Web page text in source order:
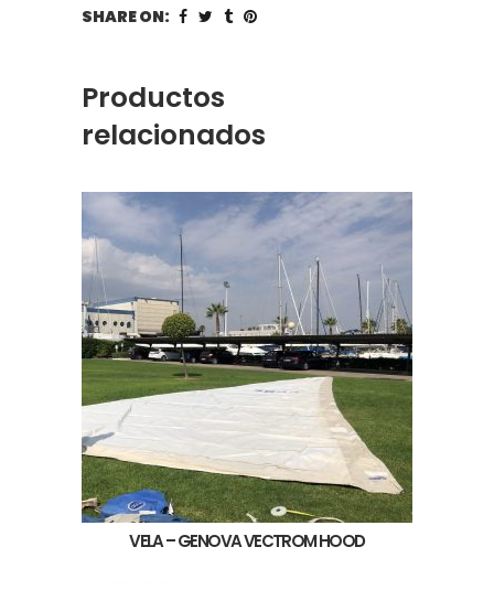
SHARE ON:
Productos
relacionados
VELA – GENOVA VECTROM HOOD